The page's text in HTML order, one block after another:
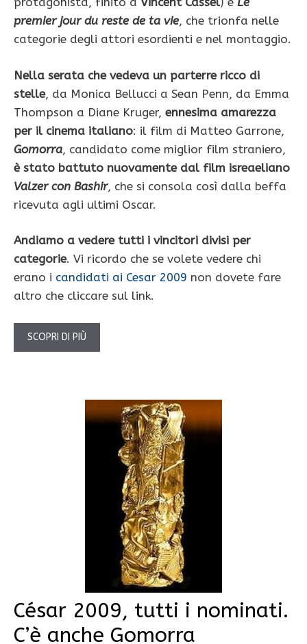
premier jour du reste de ta vie, che trionfa nelle
categorie degli attori esordienti e nel montaggio.
Nella serata che vedeva un parterre ricco di
stelle, da Monica Bellucci a Sean Penn, da Emma
Thompson a Diane Kruger, ennesima amarezza
per il cinema italiano: il film di Matteo Garrone,
Gomorra, candidato come miglior film straniero,
è stato battuto nuovamente dal film isreaeliano
Valzer con Bashir, che si consola così dalla beffa
ricevuta agli ultimi Oscar.
Andiamo a vedere tutti i vincitori divisi per
categorie. Vi ricordo che se volete vedere chi
erano i candidati ai Cesar 2009 non dovete fare
altro che cliccare sul link.
SCOPRI DI PIÙ
César 2009, tutti i nominati.
C’è anche Gomorra